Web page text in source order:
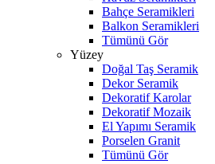
Bahçe Seramikleri
Balkon Seramikleri
Tümünü Gör
Yüzey
Doğal Taş Seramik
Dekor Seramik
Dekoratif Karolar
Dekoratif Mozaik
El Yapımı Seramik
Porselen Granit
Tümünü Gör